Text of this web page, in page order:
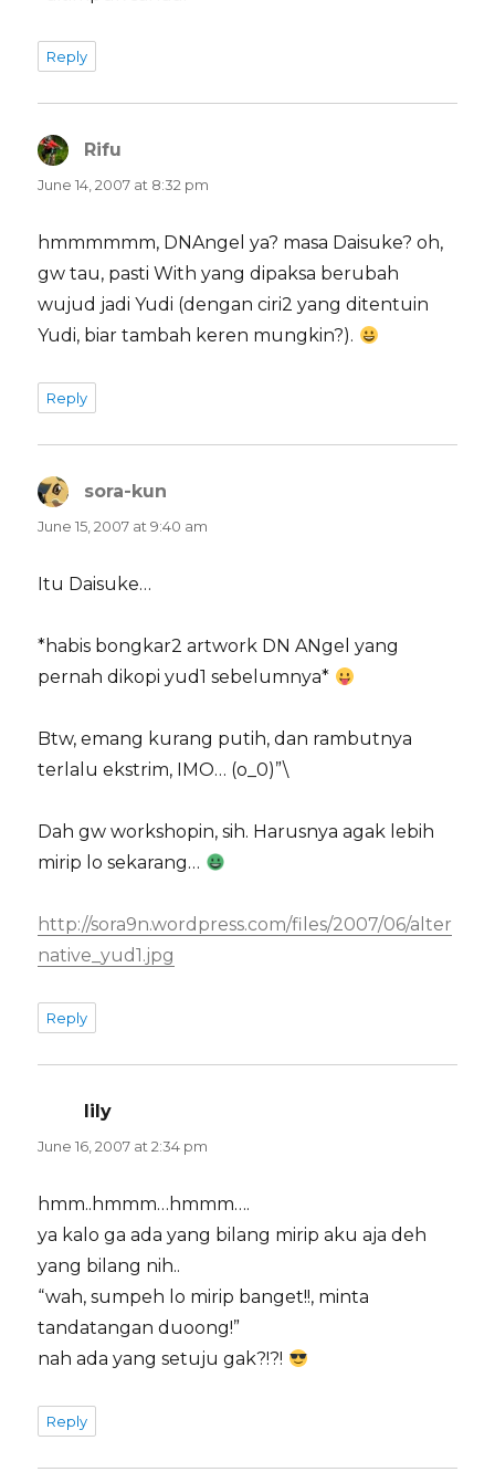
Reply
Rifu
June 14, 2007 at 8:32 pm
hmmmmmm, DNAngel ya? masa Daisuke? oh,
gw tau, pasti With yang dipaksa berubah
wujud jadi Yudi (dengan ciri2 yang ditentuin
Yudi, biar tambah keren mungkin?).
Reply
sora-kun
June 15, 2007 at 9:40 am
Itu Daisuke…
*habis bongkar2 artwork DN ANgel yang
pernah dikopi yud1 sebelumnya*
Btw, emang kurang putih, dan rambutnya
terlalu ekstrim, IMO… (o_0)”\
Dah gw workshopin, sih. Harusnya agak lebih
mirip lo sekarang…
http://sora9n.wordpress.com/files/2007/06/alter
native_yud1.jpg
Reply
lily
June 16, 2007 at 2:34 pm
hmm..hmmm…hmmm….
ya kalo ga ada yang bilang mirip aku aja deh
yang bilang nih..
“wah, sumpeh lo mirip banget!!, minta
tandatangan duoong!”
nah ada yang setuju gak?!?!
Reply